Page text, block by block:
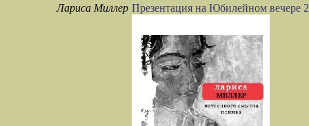
Лариса Миллер Презентация на Юбилейном вечере